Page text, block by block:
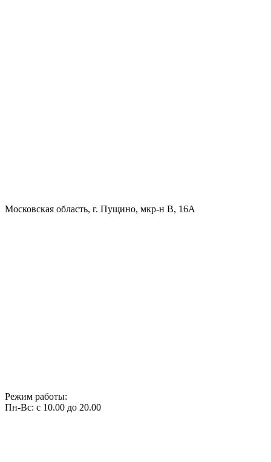
Московская область, г. Пущино, мкр-н В, 16А
Режим работы:
Пн-Вс: с 10.00 до 20.00